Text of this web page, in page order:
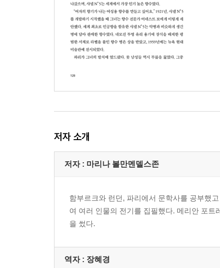
저자 소개
저자 : 마리나 볼만멘델스존
함부르크와 런던, 파리에서 문학사를 공부했
여 여러 인물의 전기를 집필했다. 메리안 포
을 썼다.
역자 : 장혜경